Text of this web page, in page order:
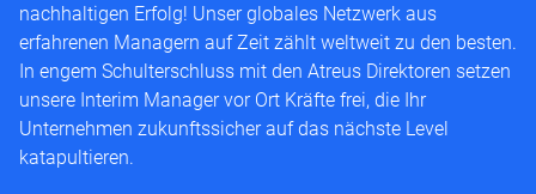
nachhaltigen Erfolg! Unser globales Netzwerk aus
erfahrenen Managern auf Zeit zählt weltweit zu den besten.
In engem Schulterschluss mit den Atreus Direktoren setzen
unsere Interim Manager vor Ort Kräfte frei, die Ihr
Unternehmen zukunftssicher auf das nächste Level
katapultieren.